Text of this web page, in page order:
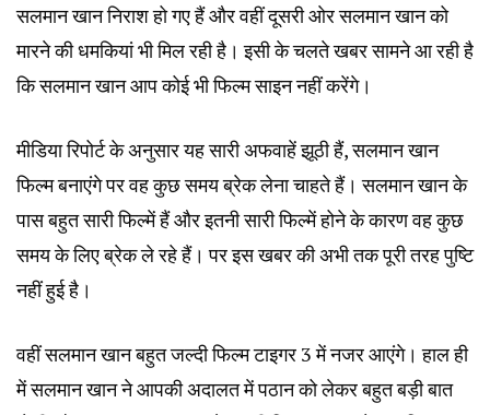
सलमान खान निराश हो गए हैं और वहीं दूसरी ओर सलमान खान को
मारने की धमकियां भी मिल रही है। इसी के चलते खबर सामने आ रही है
कि सलमान खान आप कोई भी फिल्म साइन नहीं करेंगे।
मीडिया रिपोर्ट के अनुसार यह सारी अफवाहें झूठी हैं, सलमान खान
फिल्म बनाएंगे पर‌ वह कुछ समय ब्रेक लेना चाहते हैं। सलमान खान के
पास बहुत सारी फिल्में हैं और इतनी सारी फिल्में होने के कारण वह कुछ
समय के लिए ब्रेक ले रहे हैं। पर इस खबर की अभी तक पूरी तरह पुष्टि
नहीं हुई है।
वहीं सलमान खान बहुत जल्दी फिल्म टाइगर 3 में नजर आएंगे। हाल ही
में सलमान खान ने आपकी अदालत में पठान को‌ लेकर बहुत बड़ी बात